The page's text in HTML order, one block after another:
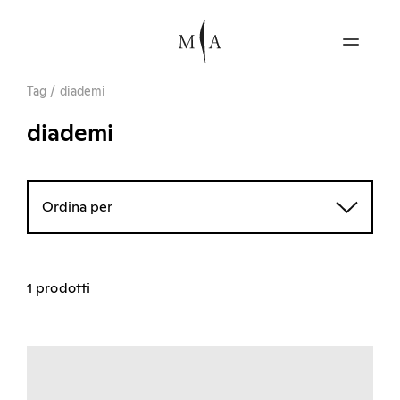
Tag / diademi
diademi
Ordina per
1 prodotti